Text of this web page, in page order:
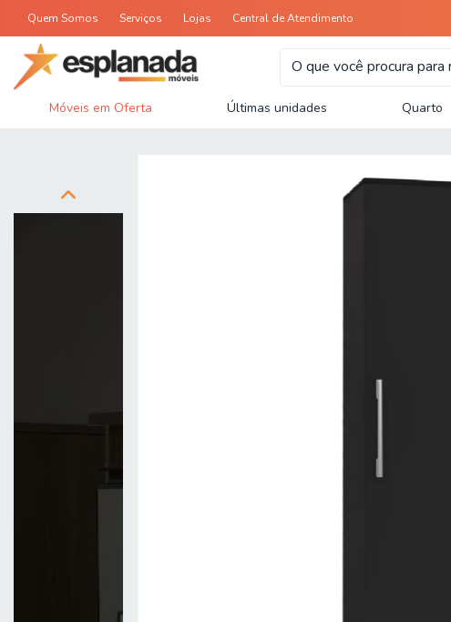
Quem Somos Serviços Lojas Central de Atendimento
Móveis em Oferta Últimas unidades Quarto